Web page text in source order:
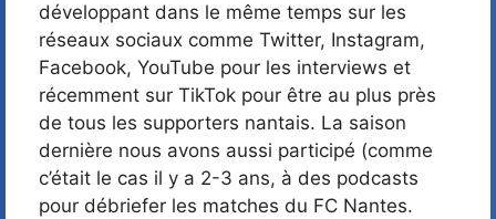
développant dans le même temps sur les
réseaux sociaux comme Twitter, Instagram,
Facebook, YouTube pour les interviews et
récemment sur TikTok pour être au plus près
de tous les supporters nantais. La saison
dernière nous avons aussi participé (comme
c’était le cas il y a 2-3 ans, à des podcasts
pour débriefer les matches du FC Nantes.